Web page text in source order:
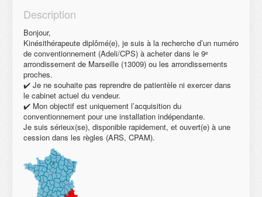
Description
Bonjour,
Kinésithérapeute diplômé(e), je suis à la recherche d’un numéro
de conventionnement (Adeli/CPS) à acheter dans le 9ᵉ
arrondissement de Marseille (13009) ou les arrondissements
proches.
✔️ Je ne souhaite pas reprendre de patientèle ni exercer dans
le cabinet actuel du vendeur.
✔️ Mon objectif est uniquement l’acquisition du
conventionnement pour une installation indépendante.
Je suis sérieux(se), disponible rapidement, et ouvert(e) à une
cession dans les règles (ARS, CPAM).